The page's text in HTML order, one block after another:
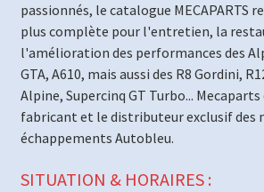
passionnés, le catalogue MECAPARTS
plus complète pour l'entretien, la
l'amélioration des performances des
GTA, A610, mais aussi des R8 Gordini,
Alpine, Supercinq GT Turbo...
fabricant et le distributeur exclusif des
échappements Autobleu.
SITUATION & HORAIRES :